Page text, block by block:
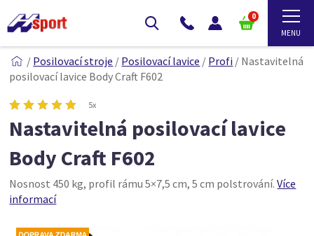
0
/ Posilovací stroje / Posilovací lavice / Profi / Nastavitelná
posilovací lavice Body Craft F602
5x
Nastavitelná posilovací lavice
Body Craft F602
Nosnost 450 kg, profil rámu 5×7,5 cm, 5 cm polstrování.Více
informací